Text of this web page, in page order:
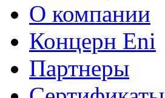
О компании
Концерн Eni
Партнеры